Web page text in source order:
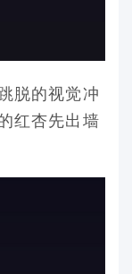
脱的视觉冲
红杏先出墙